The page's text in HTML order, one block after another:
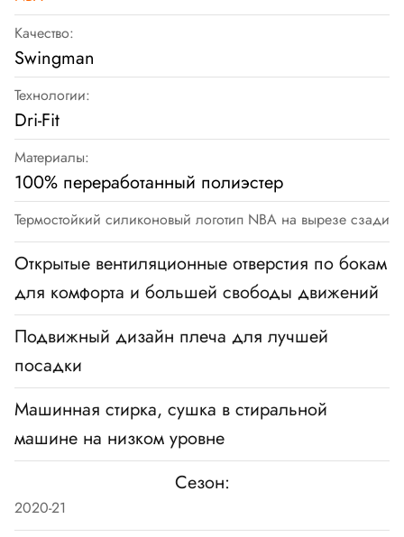
Качество:
Swingman
Технологии:
Dri-Fit
Материалы:
100% переработанный полиэстер
Термостойкий силиконовый логотип NBA на вырезе сзади
Открытые вентиляционные отверстия по бокам
для комфорта и большей свободы движений
Подвижный дизайн плеча для лучшей
посадки
Машинная стирка, сушка в стиральной
машине на низком уровне
Сезон:
2020-21